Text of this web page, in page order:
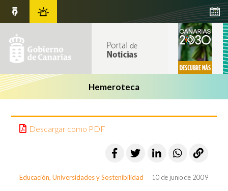
Hemeroteca
Descargar como PDF
Educación, Universidades y Sostenibilidad 10 de junio de 2009